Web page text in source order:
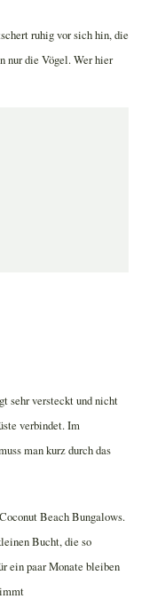
ruhig vor sich hin, die
nur die Vögel. Wer hier
sehr versteckt und nicht
verbindet. Im
man kurz durch das
Beach Bungalows.
Bucht, die so
ein paar Monate bleiben